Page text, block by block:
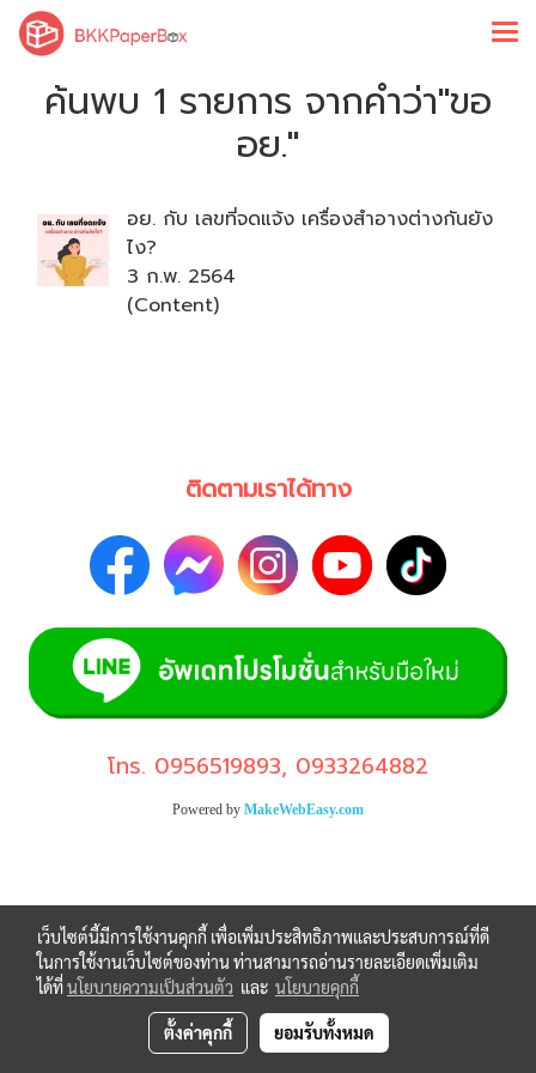
ค้นพบ 1 รายการ จากคำว่า"ขอ
อย."
อย. กับ เลขที่จดแจ้ง เครื่องสำอางต่างกันยัง
ไง?
3 ก.พ. 2564
(Content)
ติดตามเราได้ทาง
โทร. 0956519893, 0933264882
Powered by MakeWebEasy.com
เว็บไซต์นี้มีการใช้งานคุกกี้ เพื่อเพิ่มประสิทธิภาพและประสบการณ์ที่ดี
ในการใช้งานเว็บไซต์ของท่าน ท่านสามารถอ่านรายละเอียดเพิ่มเติม
ได้ที่นโยบายความเป็นส่วนตัว และ นโยบายคุกกี้
ตั้งค่าคุกกี้ ยอมรับทั้งหมด